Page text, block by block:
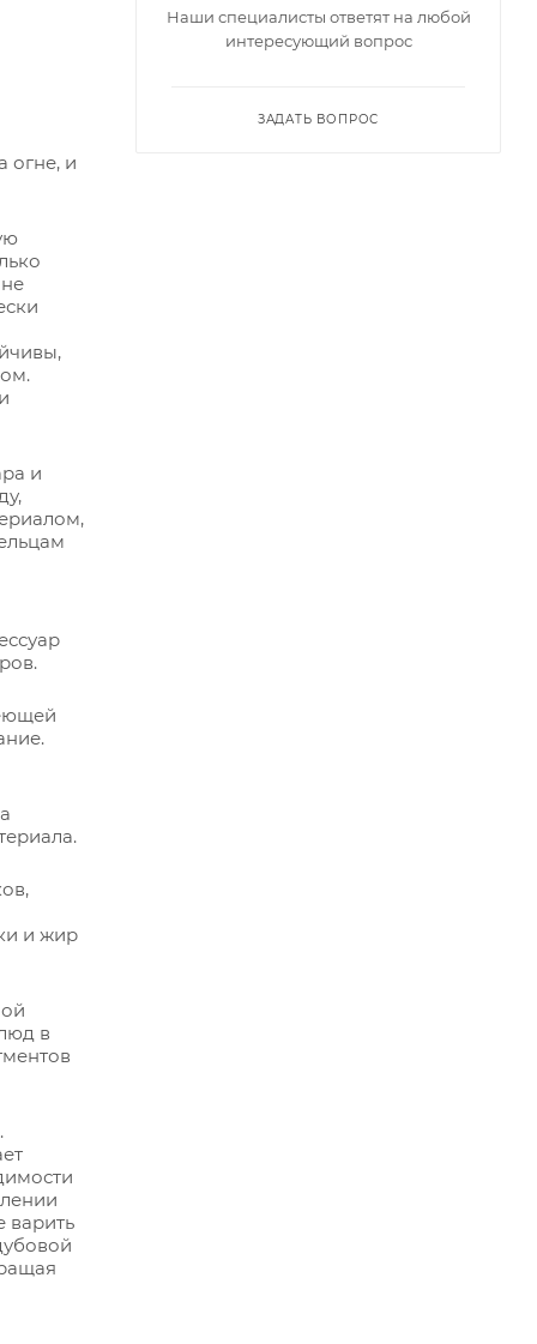
огне, и
и
и жир
в
варить
Наши специалисты ответят на любой
интересующий вопрос
ЗАДАТЬ ВОПРОС